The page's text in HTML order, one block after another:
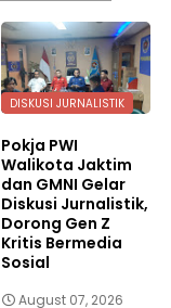
DISKUSI JURNALISTIK
Pokja PWI
Walikota Jaktim
dan GMNI Gelar
Diskusi Jurnalistik,
Dorong Gen Z
Kritis Bermedia
Sosial
August 07, 2026